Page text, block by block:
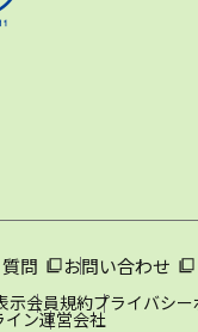
問 お問い合わせ
示会員規約プライバシ
イン運営会社